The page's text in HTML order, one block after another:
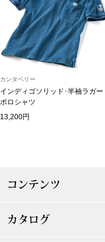
ア
カンタベリー
インディゴソリッド･半袖ラガー
ポロシャツ
13,200円
コンテンツ
カタログ